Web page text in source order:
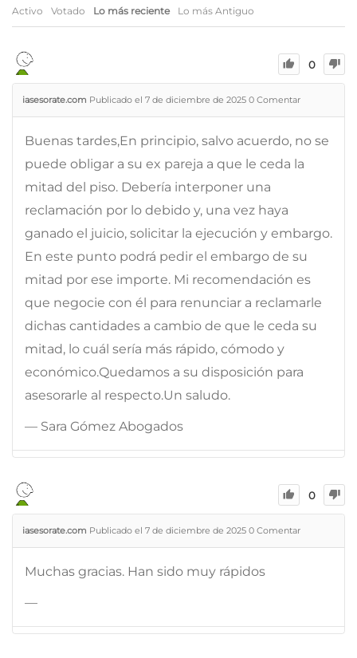
Activo Votado Lo más reciente Lo más Antiguo
0
iasesorate.com Publicado el 7 de diciembre de 2025 0 Comentar
Buenas tardes,En principio, salvo acuerdo, no se
puede obligar a su ex pareja a que le ceda la
mitad del piso. Debería interponer una
reclamación por lo debido y, una vez haya
ganado el juicio, solicitar la ejecución y embargo.
En este punto podrá pedir el embargo de su
mitad por ese importe. Mi recomendación es
que negocie con él para renunciar a reclamarle
dichas cantidades a cambio de que le ceda su
mitad, lo cuál sería más rápido, cómodo y
económico.Quedamos a su disposición para
asesorarle al respecto.Un saludo.
— Sara Gómez Abogados
0
iasesorate.com Publicado el 7 de diciembre de 2025 0 Comentar
Muchas gracias. Han sido muy rápidos
—